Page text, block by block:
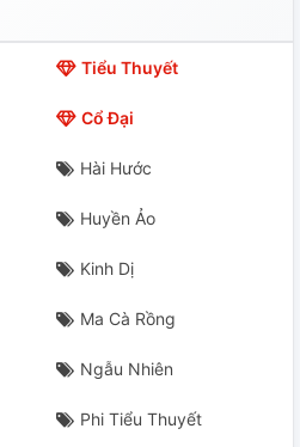
Tiểu Thuyết
Cổ Đại
Hài Hước
Huyền Ảo
Kinh Dị
Ma Cà Rồng
Ngẫu Nhiên
Phi Tiểu Thuyết